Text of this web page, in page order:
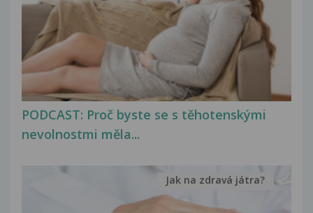
PODCAST: Proč byste se s těhotenskými
nevolnostmi měla...
Jak na zdravá játra?